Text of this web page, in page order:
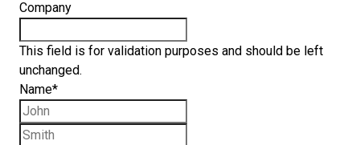
Company
This field is for validation purposes and should be left
unchanged.
Name*